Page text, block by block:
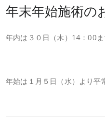
年末年始施術の
年内は３０日（木）14：00
年始は１月５日（水）より平